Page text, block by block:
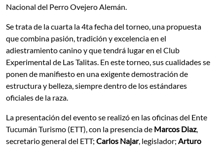
Nacional del Perro Ovejero Alemán.
Se trata de la cuarta la 4ta fecha del torneo, una propuesta
que combina pasión, tradición y excelencia en el
adiestramiento canino y que tendrá lugar en el Club
Experimental de Las Talitas. En este torneo, sus cualidades se
ponen de manifiesto en una exigente demostración de
estructura y belleza, siempre dentro de los estándares
oficiales de la raza.
La presentación del evento se realizó en las oficinas del Ente
Tucumán Turismo (ETT), con la presencia de Marcos Diaz,
secretario general del ETT; Carlos Najar, legislador; Arturo